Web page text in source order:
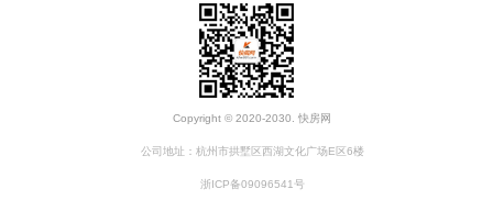
Copyright © 2020-2030. 快房网
公司地址：杭州市拱墅区西湖文化广场E区6楼
浙ICP备09096541号